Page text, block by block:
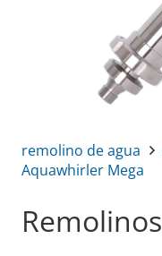
remolino de agua
Aquawhirler Mega
Remolinos